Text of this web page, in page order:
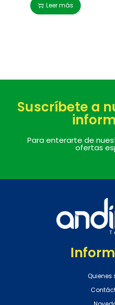
Leer más
Suscríbete a
Para enterarte de
ofertas
Quienes